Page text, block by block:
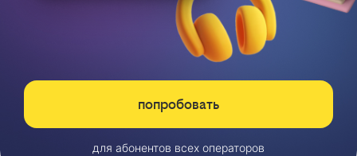
попробовать
для абонентов всех операторов